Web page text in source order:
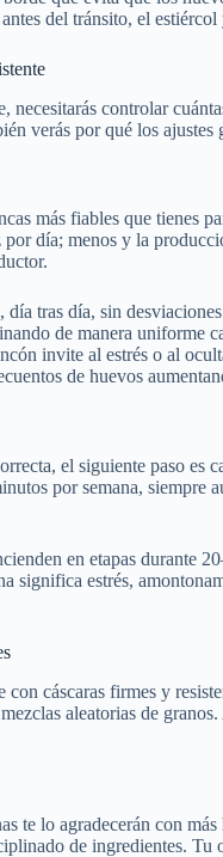
del tránsito, el
necesitarás controlar
verás por qué los
más fiables que tienes
día; menos y la
tras día, sin
de manera uniforme
invite al estrés o al
de huevos
el siguiente paso es
por semana, siempre
en etapas
significa estrés,
cáscaras firmes y
aleatorias de
te lo agradecerán con
de ingredientes.